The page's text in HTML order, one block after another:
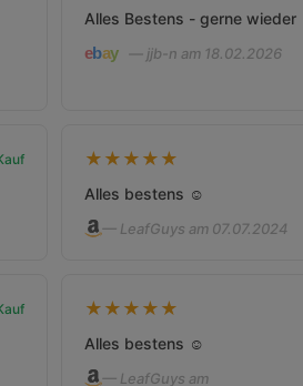
Alles Bestens - gerne wieder
— jjb-n am 18.02.2026
★ ★ ★ ★ ★
Alles bestens ☺️
— LeafGuys am 07.07.2024
★ ★ ★ ★ ★
Alles bestens ☺️
— LeafGuys am